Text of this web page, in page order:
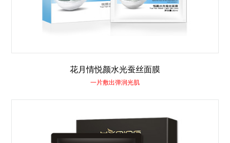
花月情悦颜水光蚕丝面膜
一片敷出弹润光肌